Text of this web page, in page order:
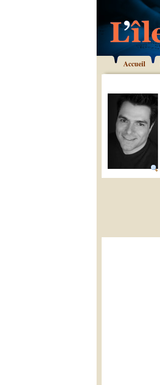
Accueil